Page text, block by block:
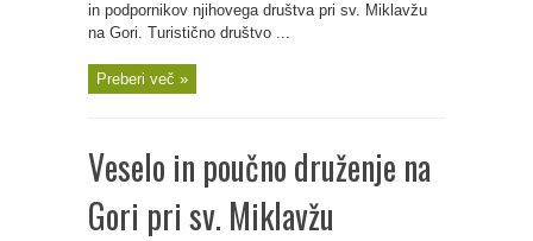
in podpornikov njihovega društva pri sv. Miklavžu
na Gori. Turistično društvo ...
Preberi več »
Veselo in poučno druženje na
Gori pri sv. Miklavžu